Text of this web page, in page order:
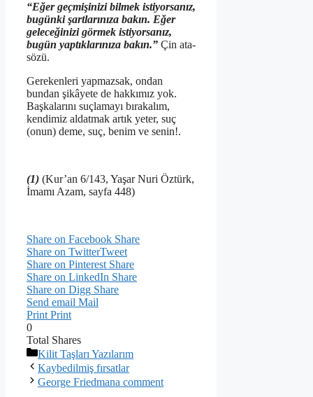
“Eğer geçmişinizi bilmek istiyorsanız,
bugünki şartlarınıza bakın. Eğer
geleceğinizi görmek istiyorsanız,
bugün yaptıklarınıza bakın.” Çin ata-
sözü.
Gerekenleri yapmazsak, ondan
bundan şikâyete de hakkımız yok.
Başkalarını suçlamayı bırakalım,
kendimiz aldatmak artık yeter, suç
(onun) deme, suç, benim ve senin!.
(1) (Kur’an 6/143, Yaşar Nuri Öztürk,
İmamı Azam, sayfa 448)
Share on Facebook Share
Share on TwitterTweet
Share on Pinterest Share
Share on LinkedIn Share
Share on Digg Share
Send email Mail
Print Print
0
Total Shares
Kategoriler
Kilit Taşları Yazılarım
Kaybedilmiş fırsatlar
George Friedmana comment